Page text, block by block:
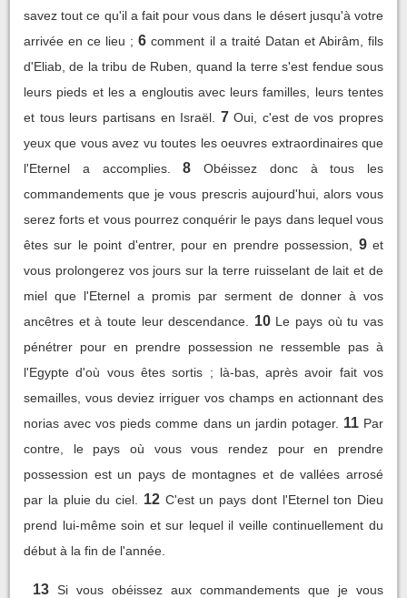
savez tout ce qu'il a fait pour vous dans le désert jusqu'à votre
arrivée en ce lieu ; 6 comment il a traité Datan et Abirâm, fils
d'Eliab, de la tribu de Ruben, quand la terre s'est fendue sous
leurs pieds et les a engloutis avec leurs familles, leurs tentes
et tous leurs partisans en Israël.
7 Oui, c'est de vos propres
yeux que vous avez vu toutes les oeuvres extraordinaires que
l'Eternel a accomplies.
8
Obéissez donc à tous les
commandements que je vous prescris aujourd'hui, alors vous
serez forts et vous pourrez conquérir le pays dans lequel vous
êtes sur le point d'entrer, pour en prendre possession,
9 et
vous prolongerez vos jours sur la terre ruisselant de lait et de
miel que l'Eternel a promis par serment de donner à vos
ancêtres et à toute leur descendance.
10 Le pays où tu vas
pénétrer pour en prendre possession ne ressemble pas à
l'Egypte d'où vous êtes sortis ; là-bas, après avoir fait vos
semailles, vous deviez irriguer vos champs en actionnant des
norias avec vos pieds comme dans un jardin potager. 11 Par
contre, le pays où vous vous rendez pour en prendre
possession est un pays de montagnes et de vallées arrosé
par la pluie du ciel.
12 C'est un pays dont l'Eternel ton Dieu
prend lui-même soin et sur lequel il veille continuellement du
début à la fin de l'année.
13 Si vous obéissez aux commandements que je vous